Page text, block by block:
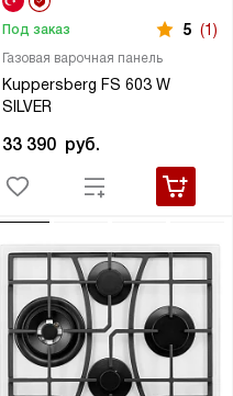
Газовая варочная панель
Kuppersberg FS 603 W
SILVER
Под заказ 5 (1)
33 390 руб.